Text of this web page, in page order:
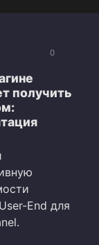
0
получить
End для